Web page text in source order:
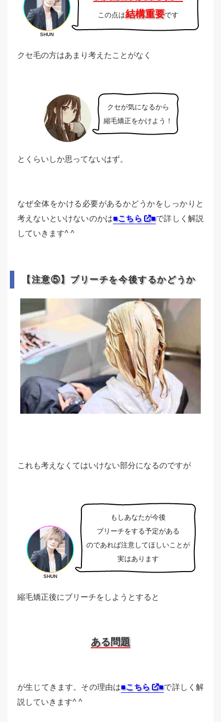
SHUN
この点は結構重要です
クセ毛の方はあまり考えたことがなく
クセが気になるから
縮毛矯正をかけよう！
とくらいしか思ってないはず。
なぜ全体をかける必要があるかどうかをしっかりと
考えないといけないのかは■こちら ■で詳しく解説
していきます^ ^
【注意⑤】ブリーチを今後するかどうか
これも考えなくてはいけない部分になるのですが
SHUN
もしあなたが今後
ブリーチをする予定がある
のであれば注意してほしいことが
実はあります
縮毛矯正後にブリーチをしようとすると
ある問題
が生じてきます。その理由は■こちら ■で詳しく解
説していきます^ ^